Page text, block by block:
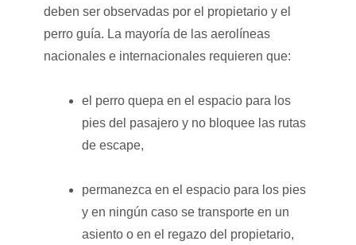
deben ser observadas por el propietario y el
perro guía. La mayoría de las aerolíneas
nacionales e internacionales requieren que:
el perro quepa en el espacio para los
pies del pasajero y no bloquee las rutas
de escape,
permanezca en el espacio para los pies
y en ningún caso se transporte en un
asiento o en el regazo del propietario,